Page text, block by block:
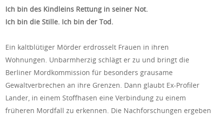
Ich bin des Kindleins Rettung in seiner Not.
Ich bin die Stille. Ich bin der Tod.
Ein kaltblütiger Mörder erdrosselt Frauen in ihren
Wohnungen. Unbarmherzig schlägt er zu und bringt die
Berliner Mordkommission für besonders grausame
Gewaltverbrechen an ihre Grenzen. Dann glaubt Ex-Profiler
Lander, in einem Stoffhasen eine Verbindung zu einem
früheren Mordfall zu erkennen. Die Nachforschungen ergeben